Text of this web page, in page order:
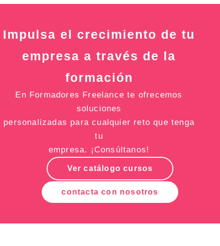
Impulsa el crecimiento de tu
empresa a través de la
formación
En Formadores Freelance te ofrecemos
soluciones
personalizadas para cualquier reto que tenga
tu
empresa. ¡Consúltanos!
Ver catálogo cursos
contacta con nosotros